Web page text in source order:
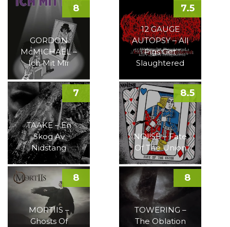
GORDON
McMICHAEL –
Ich Mit Mir
8
12 GAUGE
AUTOPSY – All
Pigs Get
Slaughtered
7.5
TAAKE – En
Skog Av
Nidstang
7
NOI!SE – Fate
Of The Union
8.5
MORTIIS –
Ghosts Of
8
TOWERING –
The Oblation
8